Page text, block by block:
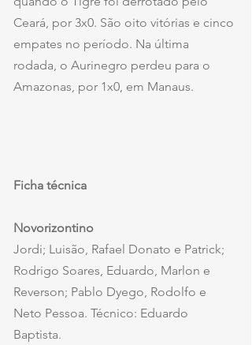
Ceará, por 3x0. São oito vitórias e cinco
empates no período. Na última
rodada, o Aurinegro perdeu para o
Amazonas, por 1x0, em Manaus.
Ficha técnica
Novorizontino
Jordi; Luisão, Rafael Donato e Patrick;
Rodrigo Soares, Eduardo, Marlon e
Reverson; Pablo Dyego, Rodolfo e
Neto Pessoa. Técnico: Eduardo
Baptista.